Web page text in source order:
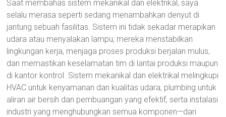
Saat membahas sistem mekanikal dan elektrikal, saya
selalu merasa seperti sedang menambahkan denyut di
jantung sebuah fasilitas. Sistem ini tidak sekadar merapikan
udara atau menyalakan lampu; mereka menstabilkan
lingkungan kerja, menjaga proses produksi berjalan mulus,
dan memastikan keselamatan tim di lantai produksi maupun
di kantor kontrol. Sistem mekanikal dan elektrikal melingkupi
HVAC untuk kenyamanan dan kualitas udara, plumbing untuk
aliran air bersih dan pembuangan yang efektif, serta instalasi
industri yang menghubungkan semua komponen—dari